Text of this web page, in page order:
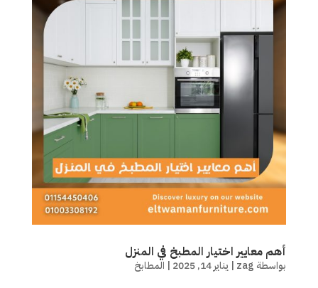
أهم معايير اختيار المطبخ في المنزل
بواسطة zag
| يناير 14, 2025 | المطابخ